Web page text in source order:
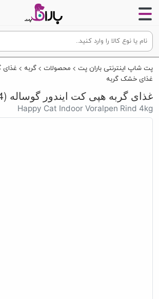
پت شاپ اینترنتی باران پت محصولات گربه
غذای
غذای خشک گربه
غذای گربه هپی کت ایندور گوساله (4 کیلوگرم)
Happy Cat Indoor Voralpen Rind 4kg